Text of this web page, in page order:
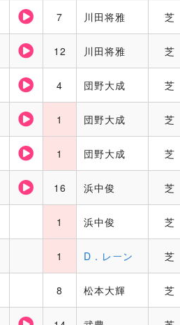
7 川田将雅 芝
12 川田将雅 芝
4 団野大成 芝
1 団野大成 芝
1 団野大成 芝
16 浜中俊 芝
1 浜中俊 芝
1 D．レーン 芝
8 松本大輝 芝